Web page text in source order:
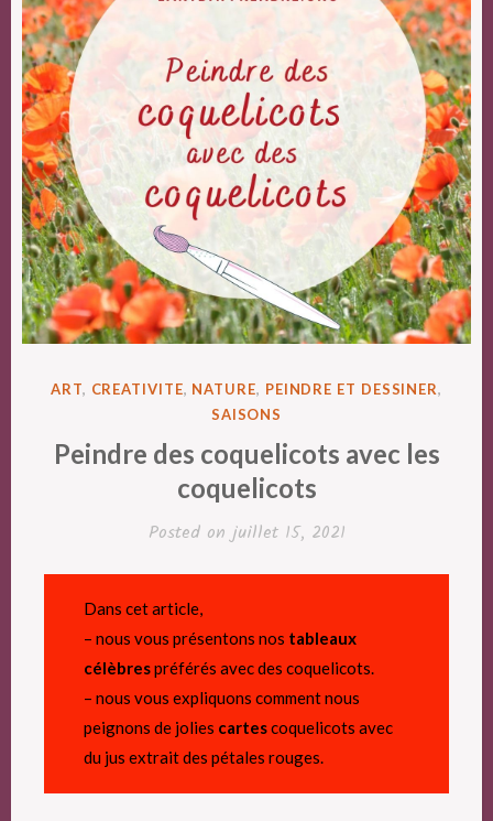
POSTED
ART, CREATIVITE, NATURE, PEINDRE ET DESSINER,
SAISONS
Peindre des coquelicots avec les
coquelicots
Posted onjuillet 15, 2021
Dans cet article,
– nous vous présentons nos tableaux
célèbrespréférés avec des coquelicots.
– nous vous expliquons comment nous
peignons de jolies cartescoquelicots avec
du jus extrait des pétales rouges.